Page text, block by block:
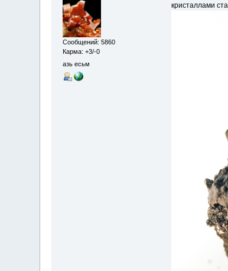
Сообщений: 5860
Карма: +3/-0
азь есьм
кристаллами